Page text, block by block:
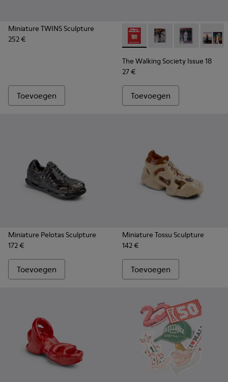
Miniature TWINS Sculpture
252 €
Toevoegen
The Walking Society Issue
The WalkingThe Walking
The
The Walking Society Issue 18
27 €
Toevoegen
Miniature Pelotas Sculpture
172 €
Toevoegen
Miniature Tossu Sculpture
142 €
Toevoegen